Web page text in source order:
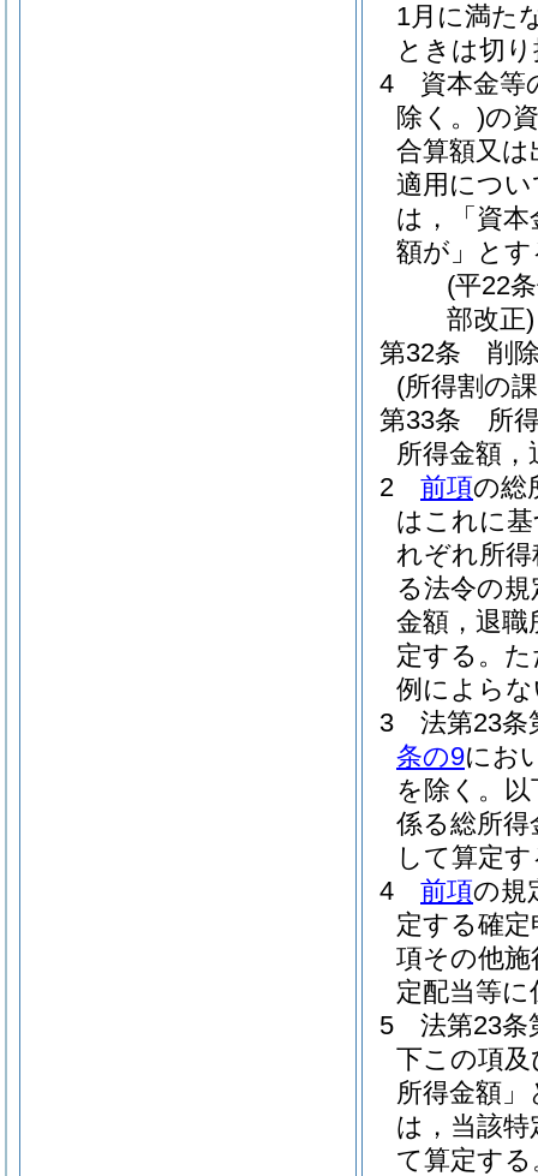
1月に満た
ときは切
4
資本金等
除く。)の
合算額又
適用につ
は，「資
額が」とす
(平22
部改正)
第32条
削
(所得割の
第33条
所
所得金額
2
前項の総
はこれに
れぞれ所得
る法令の
金額，退
定する。 た
例によら
3
法第23条
条の9にお
を除く。
係る総所得
して算定
4
前項の規
定する確
項その他
定配当等
5
法第23条
下この項及
所得金額
は，当該
て算定する